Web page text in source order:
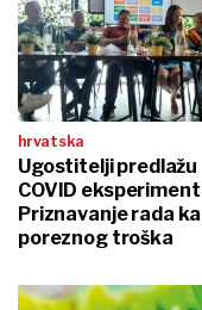
hrvatska
Ugostitelji predlažu
COVID
Priznavanje rada
poreznog troška